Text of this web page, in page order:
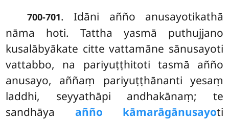
700-701. Idāni añño anusayotikathā
nāma hoti. Tattha yasmā puthujjano
kusalābyākate citte vattamāne sānusayoti
vattabbo, na pariyuṭṭhitoti tasmā añño
anusayo, aññaṃ pariyuṭṭhānanti yesaṃ
laddhi, seyyathāpi andhakānaṃ; te
sandhāya añño kāmarāgānusayoti